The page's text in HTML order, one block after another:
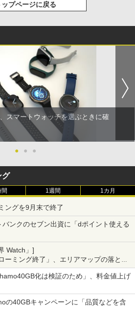
ップページに戻る
スマートウォッチを選ぶときに確
● ● ●
グ
間 1週間 1カ月
ングを9月末で終了
ンクのセブン出資に「dポイント使える
Watch」]
ーミング終了」、エリアマップの落とし
題
化は検証のため」、料金値上げ
の40GBキャンペーンに「品質などを含